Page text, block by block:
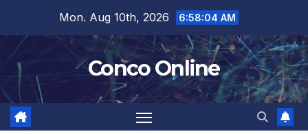
content
Mon. Aug 10th, 2026 6:58:04 AM
Conco Online